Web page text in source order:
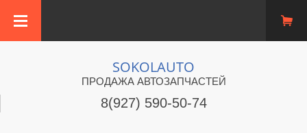
SOKOLAUTO
ПРОДАЖА АВТОЗАПЧАСТЕЙ
8(927) 590-50-74